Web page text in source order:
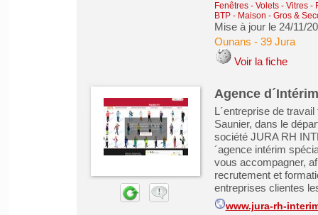
Fenêtres - Volets - Vitres -
BTP - Maison - Gros &
Mise à jour le 24/11/
Ounans - 39 Jura
Voir la fiche
Agence
L´entreprise de
Saunier, dans le
société JURA RH
´agence intérim
vous accompagner,
recrutement et
entreprises clientes
www.jura-rh-